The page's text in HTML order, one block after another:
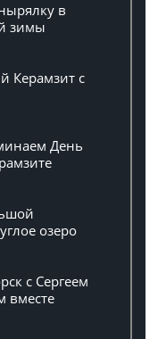
в
зимы
Керамзит с
День
озеро
с Сергеем
вместе